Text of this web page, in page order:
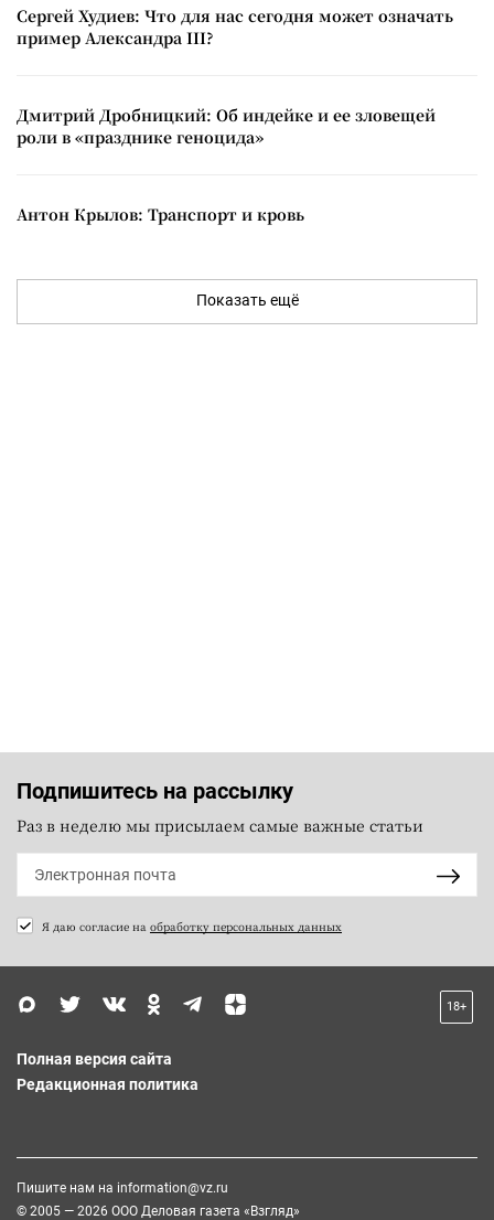
Сергей Худиев: Что для нас сегодня может означать
пример Александра III?
Дмитрий Дробницкий: Об индейке и ее зловещей
роли в «празднике геноцида»
Антон Крылов: Транспорт и кровь
Показать ещё
Подпишитесь на рассылку
Раз в неделю мы присылаем самые важные статьи
Я даю согласие на обработку персональных данных
18+
Полная версия сайта
Редакционная политика
Пишите нам на information@vz.ru
© 2005 — 2026 ООО Деловая газета «Взгляд»